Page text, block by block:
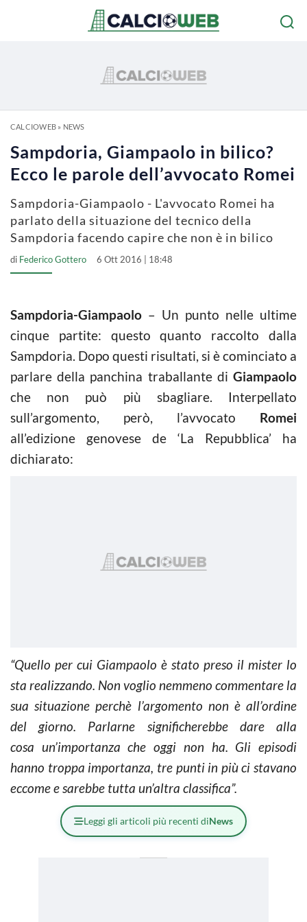
CALCIOWEB» NEWS
Sampdoria, Giampaolo in bilico?
Ecco le parole dell’avvocato Romei
Sampdoria-Giampaolo - L'avvocato Romei ha
parlato della situazione del tecnico della
Sampdoria facendo capire che non è in bilico
di Federico Gottero 6 Ott 2016 | 18:48
Sampdoria-Giampaolo – Un punto nelle ultime
cinque partite: questo quanto raccolto dalla
Sampdoria. Dopo questi risultati, si è cominciato a
parlare della panchina traballante di Giampaolo
che non può più sbagliare. Interpellato
sull’argomento, però, l’avvocato Romei
all’edizione genovese de ‘La Repubblica’ ha
dichiarato:
“Quello per cui Giampaolo è stato preso il mister lo
sta realizzando. Non voglio nemmeno commentare la
sua situazione perchè l’argomento non è all’ordine
del giorno. Parlarne significherebbe dare alla
cosa un’importanza che oggi non ha. Gli episodi
hanno troppa importanza, tre punti in più ci stavano
eccome e sarebbe tutta un’altra classifica”.
Leggi gli articoli più recenti diNews